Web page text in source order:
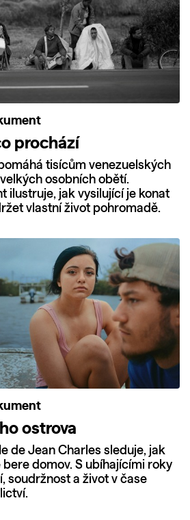
prochází
tisícům venezuelských
osobních obětí.
ilustruje, jak vysilující je konat
vlastní život pohromadě.
ostrova
de Jean Charles sleduje, jak
domov. S ubíhajícími roky
soudržnost a život v čase